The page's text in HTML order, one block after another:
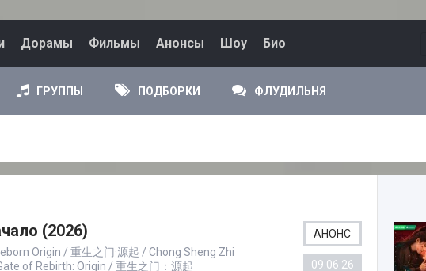
Дорамы Фильмы Анонсы Шоу Био
ГРУППЫ ПОДБОРКИ ФЛУДИЛЬНЯ
(2026)
Origin / 重生之门·源起 / Chong Sheng Zhi
of Rebirth: Origin / 重生之门：源起
АНОНС
09.06.26